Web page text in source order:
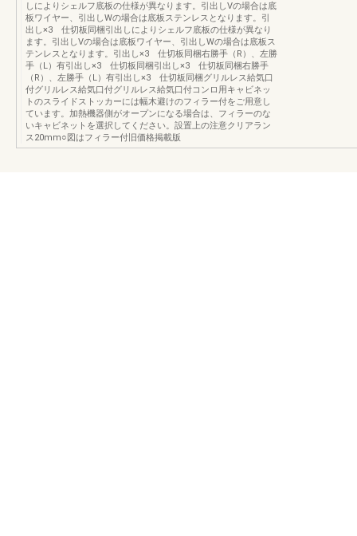
しによりシェルフ底板の仕様が異なります。引出しVの場合は底
板ワイヤー、引出しWの場合は底板ステンレスとなります。引
出し×3 仕切板同梱引出しによりシェルフ底板の仕様が異なり
ます。引出しVの場合は底板ワイヤー、引出しWの場合は底板ス
テンレスとなります。引出し×3 仕切板同梱右勝手（R）、左勝
手（L）有引出し×3 仕切板同梱引出し×3 仕切板同梱右勝手
（R）、左勝手（L）有引出し×3 仕切板同梱グリルレス給気口
付グリルレス給気口付グリルレス給気口付コンロ用キャビネッ
トのスライドストッカーには幅木避けのフィラー付をご用意し
ています。加熱機器側がオープンになる場合は、フィラーのな
いキャビネットを選択してください。設置上の注意クリアラン
ス20mm○図はフィラー付旧価格掲載版